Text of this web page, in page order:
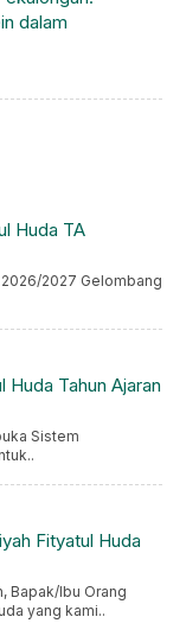
dalam
Huda TA
2026/2027 Gelombang
Huda Tahun Ajaran
Sistem
Fityatul Huda
Bapak/Ibu Orang
yang kami..